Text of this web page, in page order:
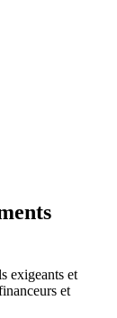
exigeants et
et